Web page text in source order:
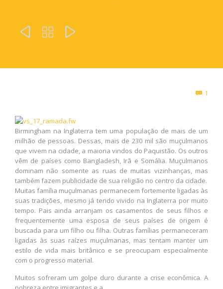
  
 1
Birmingham na Inglaterra tem uma população de mais de um
milhão de pessoas. Dessas, mais de 230 mil são muçulmanos
que vivem na cidade, a maioria vindos do Paquistão. Os outros
vêm de países como Bangladesh, Irã e Somália. Muçulmanos
dominam não somente as ruas de muitas vizinhanças, mas
também fazem publicidade de sua religião no centro da cidade.
Muitas família muçulmanas permanecem fortemente ligadas às
suas tradições, mesmo já tendo vivido na Inglaterra por muito
tempo. Pais ainda arranjam os casamentos de seus filhos e
frequentemente uma esposa de seus países de origem é
buscada para um filho ou filha. Outras famílias permaneceram
ligadas às suas raízes muçulmanas, mas tentam manter um
estilo de vida mais britânico e se preocupam especialmente
com o progresso material.
Muitos sofreram um golpe duro durante a crise econômica. A